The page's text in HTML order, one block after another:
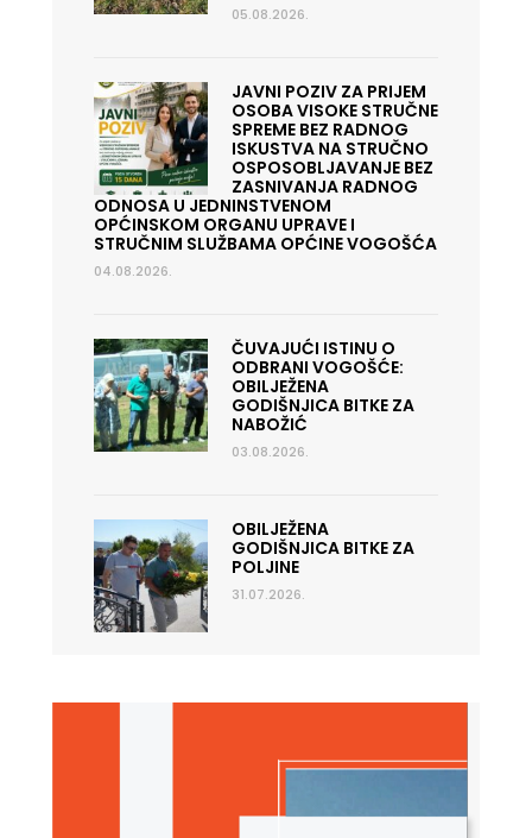
05.08.2026.
JAVNI POZIV ZA PRIJEM
OSOBA VISOKE STRUČNE
SPREME BEZ RADNOG
ISKUSTVA NA STRUČNO
OSPOSOBLJAVANJE BEZ
ZASNIVANJA RADNOG
ODNOSA U JEDNINSTVENOM
OPĆINSKOM ORGANU UPRAVE I
STRUČNIM SLUŽBAMA OPĆINE VOGOŠĆA
04.08.2026.
ČUVAJUĆI ISTINU O
ODBRANI VOGOŠĆE:
OBILJEŽENA
GODIŠNJICA BITKE ZA
NABOŽIĆ
03.08.2026.
OBILJEŽENA
GODIŠNJICA BITKE ZA
POLJINE
31.07.2026.